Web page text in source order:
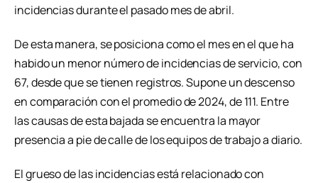
incidencias durante el pasado mes de abril.
De esta manera, se posiciona como el mes en el que ha
habido un menor número de incidencias de servicio, con
67, desde que se tienen registros. Supone un descenso
en comparación con el promedio de 2024, de 111. Entre
las causas de esta bajada se encuentra la mayor
presencia a pie de calle de los equipos de trabajo a diario.
El grueso de las incidencias está relacionado con